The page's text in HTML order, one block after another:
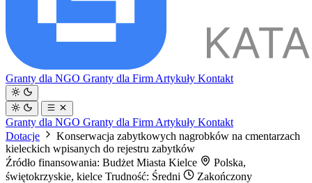
Granty dla NGO Granty dla Firm Artykuły Kontakt
Granty dla NGO Granty dla Firm Artykuły Kontakt
Dotacje
Konserwacja zabytkowych nagrobków na cmentarzach
kieleckich wpisanych do rejestru zabytków
Źródło finansowania: Budżet Miasta Kielce
Polska,
świętokrzyskie, kielce Trudność: Średni Zakończony